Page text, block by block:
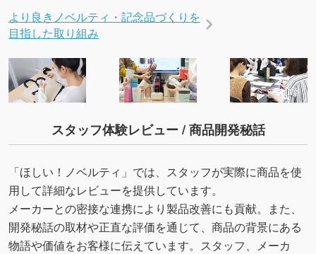
より良きノベルティ・記念品づくりを
目指した取り組み
スタッフ体験レビュー / 商品開発秘話
「ほしい！ノベルティ」では、スタッフが実際に商品を使
用して詳細なレビューを提供しています。
メーカーとの密接な連携により製品改善にも貢献。また、
開発秘話の取材や正直な評価を通じて、商品の背景にある
物語や価値をお客様に伝えています。スタッフ、メーカ